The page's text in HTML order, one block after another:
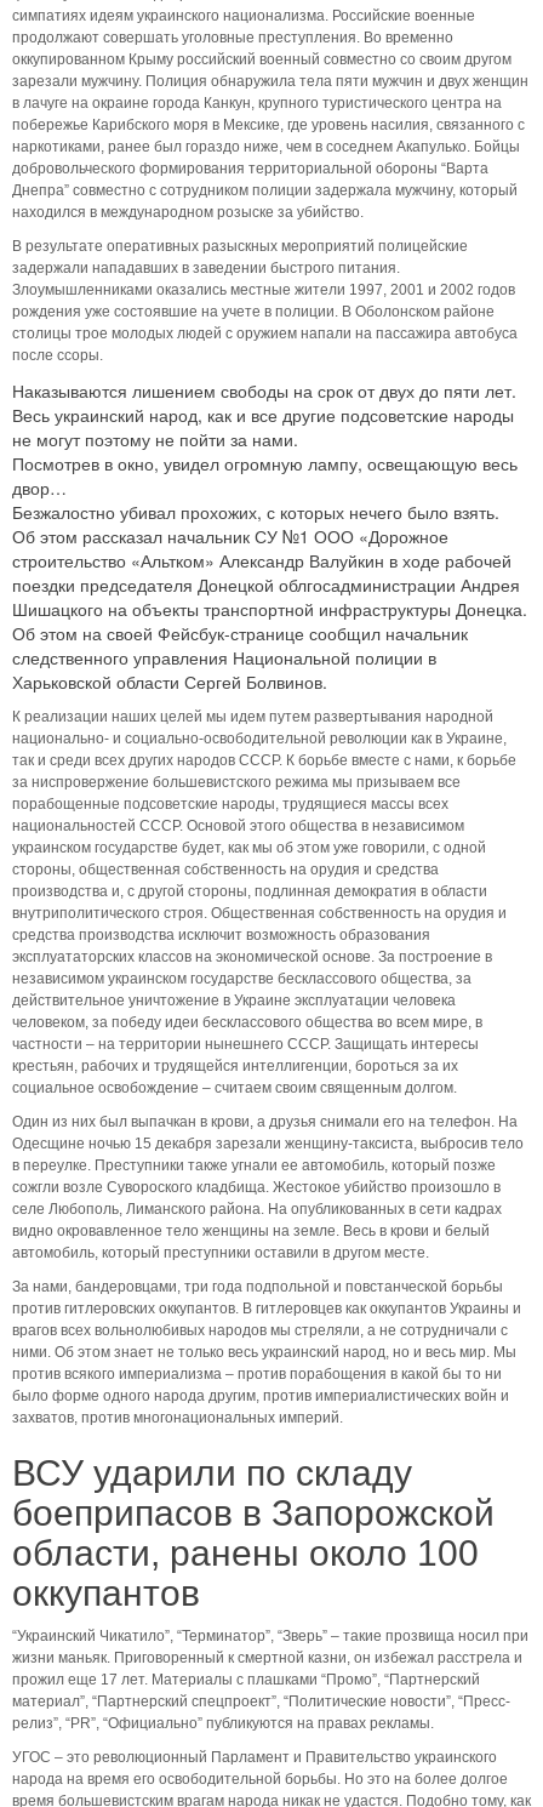
симпатиях идеям украинского национализма. Российские военные
продолжают совершать уголовные преступления. Во временно
оккупированном Крыму российский военный совместно со своим другом
зарезали мужчину. Полиция обнаружила тела пяти мужчин и двух женщин
в лачуге на окраине города Канкун, крупного туристического центра на
побережье Карибского моря в Мексике, где уровень насилия, связанного с
наркотиками, ранее был гораздо ниже, чем в соседнем Акапулько. Бойцы
добровольческого формирования территориальной обороны “Варта
Днепра” совместно с сотрудником полиции задержала мужчину, который
находился в международном розыске за убийство.
В результате оперативных разыскных мероприятий полицейские
задержали нападавших в заведении быстрого питания.
Злоумышленниками оказались местные жители 1997, 2001 и 2002 годов
рождения уже состоявшие на учете в полиции. В Оболонском районе
столицы трое молодых людей с оружием напали на пассажира автобуса
после ссоры.
Наказываются лишением свободы на срок от двух до пяти лет.
Весь украинский народ, как и все другие подсоветские народы
не могут поэтому не пойти за нами.
Посмотрев в окно, увидел огромную лампу, освещающую весь
двор…
Безжалостно убивал прохожих, с которых нечего было взять.
Об этом рассказал начальник СУ №1 ООО «Дорожное
строительство «Альтком» Александр Валуйкин в ходе рабочей
поездки председателя Донецкой облгосадминистрации Андрея
Шишацкого на объекты транспортной инфраструктуры Донецка.
Об этом на своей Фейсбук-странице сообщил начальник
следственного управления Национальной полиции в
Харьковской области Сергей Болвинов.
К реализации наших целей мы идем путем развертывания народной
национально- и социально-освободительной революции как в Украине,
так и среди всех других народов СССР. К борьбе вместе с нами, к борьбе
за ниспровержение большевистского режима мы призываем все
порабощенные подсоветские народы, трудящиеся массы всех
национальностей СССР. Основой этого общества в независимом
украинском государстве будет, как мы об этом уже говорили, с одной
стороны, общественная собственность на орудия и средства
производства и, с другой стороны, подлинная демократия в области
внутриполитического строя. Общественная собственность на орудия и
средства производства исключит возможность образования
эксплуататорских классов на экономической основе. За построение в
независимом украинском государстве бесклассового общества, за
действительное уничтожение в Украине эксплуатации человека
человеком, за победу идеи бесклассового общества во всем мире, в
частности – на территории нынешнего СССР. Защищать интересы
крестьян, рабочих и трудящейся интеллигенции, бороться за их
социальное освобождение – считаем своим священным долгом.
Один из них был выпачкан в крови, а друзья снимали его на телефон. На
Одесщине ночью 15 декабря зарезали женщину-таксиста, выбросив тело
в переулке. Преступники также угнали ее автомобиль, который позже
сожгли возле Сувороского кладбища. Жестокое убийство произошло в
селе Любополь, Лиманского района. На опубликованных в сети кадрах
видно окровавленное тело женщины на земле. Весь в крови и белый
автомобиль, который преступники оставили в другом месте.
За нами, бандеровцами, три года подпольной и повстанческой борьбы
против гитлеровских оккупантов. В гитлеровцев как оккупантов Украины и
врагов всех вольнолюбивых народов мы стреляли, а не сотрудничали с
ними. Об этом знает не только весь украинский народ, но и весь мир. Мы
против всякого империализма – против порабощения в какой бы то ни
было форме одного народа другим, против империалистических войн и
захватов, против многонациональных империй.
ВСУ ударили по складу
боеприпасов в Запорожской
области, ранены около 100
оккупантов
“Украинский Чикатило”, “Терминатор”, “Зверь” – такие прозвища носил при
жизни маньяк. Приговоренный к смертной казни, он избежал расстрела и
прожил еще 17 лет. Материалы с плашками “Промо”, “Партнерский
материал”, “Партнерский спецпроект”, “Политические новости”, “Пресс-
релиз”, “PR”, “Официально” публикуются на правах рекламы.
УГОС – это революционный Парламент и Правительство украинского
народа на время его освободительной борьбы. Но это на более долгое
время большевистским врагам народа никак не удастся. Подобно тому, как